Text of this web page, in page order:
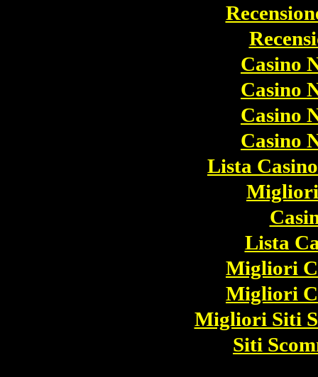
Casino
Casino
Casino
Casino
Lista
Migliori
Lista
Migliori
Migliori
Migliori Siti
Siti